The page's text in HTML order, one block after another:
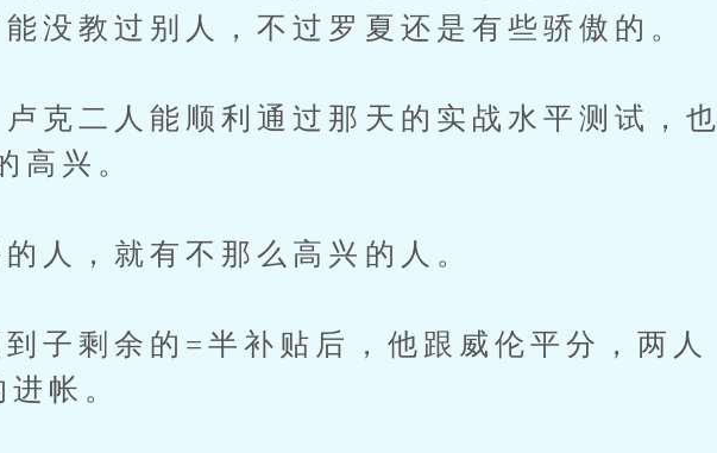
没教过别人，不过罗夏还是有些骄傲的。
克二人能顺利通过那天的实战水平测试，也
高兴。
人，就有不那么高兴的人。
子剩余的=半补贴后，他跟威伦平分，两人
帐。